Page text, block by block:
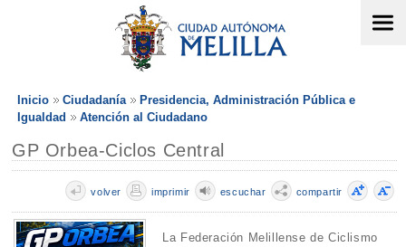
Inicio Ciudadanía
Presidencia, Administración Pública e
Igualdad
Atención al Ciudadano
GP Orbea-Ciclos Central
compartir
escuchar
imprimir
volver
La Federación Melillense de Ciclismo